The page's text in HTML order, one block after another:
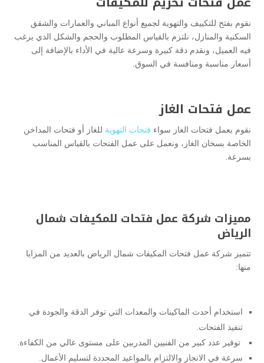
نقوم بفتح للتكييف والتهوية لجميع أنواع المباني والعمارات والشقق
السكنية والمنازل، نلتزم بالقياس المطلوب والحجم والشكل الذي يرغب
فيه العميل، ونقدم دقة كبيرة وسرعة عالية في الأداء بالإضافة إلى
أسعار مناسبة ومنافسة في السوق.
عمل فتحات الغاز
نقوم بعمل فتحات الغاز سواء فتحات التهوية للغاز أو فتحات المداخن
الخاصة بسخان الغاز، ونعمل على عمل الفتحات بالقياس المناسب
بسرعة.
مميزات شركة عمل فتحات للمكيفات شمال
الرياض
تتميز شركة عمل فتحات المكيفات شمال الرياض بالعديد من المزايا
منها:
استخدام أحدث الماكينات والمعدات التي توفر الدقة والجودة في
تنفيذ الفتحات.
توفير عدد كبير من الفنيين المدربين على مستوى عالي من الكفاءة.
سرعة في الانجاز والالتزام بالمواعيد المحددة لتسليم الأعمال.